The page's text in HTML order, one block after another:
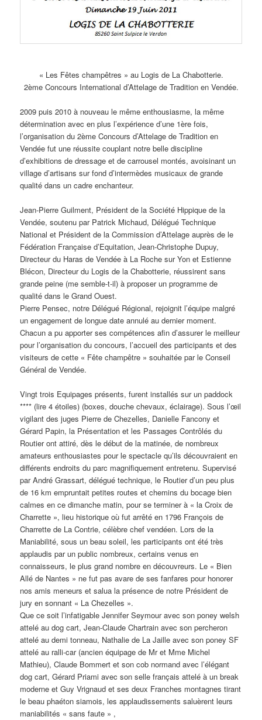
« Les Fêtes champêtres » au Logis de La Chabotterie.
2ème Concours International d’Attelage de Tradition en Vendée.
2009 puis 2010 à nouveau le même enthousiasme, la même
détermination avec en plus l’expérience d’une 1ère fois,
l’organisation du 2ème Concours d’Attelage de Tradition en
Vendée fut une réussite couplant notre belle discipline
d’exhibitions de dressage et de carrousel montés, avoisinant un
village d’artisans sur fond d’intermèdes musicaux de grande
qualité dans un cadre enchanteur.
Jean-Pierre Guilment, Président de la Société Hippique de la
Vendée, soutenu par Patrick Michaud, Délégué Technique
National et Président de la Commission d’Attelage auprès de le
Fédération Française d’Equitation, Jean-Christophe Dupuy,
Directeur du Haras de Vendée à La Roche sur Yon et Estienne
Blécon, Directeur du Logis de la Chabotterie, réussirent sans
grande peine (me semble-t-il) à proposer un programme de
qualité dans le Grand Ouest.
Pierre Pensec, notre Délégué Régional, rejoignit l’équipe malgré
un engagement de longue date annulé au dernier moment.
Chacun a pu apporter ses compétences afin d’assurer le meilleur
pour l’organisation du concours, l’accueil des participants et des
visiteurs de cette « Fête champêtre » souhaitée par le Conseil
Général de Vendée.
Vingt trois Equipages présents, furent installés sur un paddock
**** (lire 4 étoiles) (boxes, douche chevaux, éclairage). Sous l’œil
vigilant des juges Pierre de Chezelles, Danielle Fancony et
Gérard Papin, la Présentation et les Passages Contrôlés du
Routier ont attiré, dès le début de la matinée, de nombreux
amateurs enthousiastes pour le spectacle qu’ils découvraient en
différents endroits du parc magnifiquement entretenu. Supervisé
par André Grassart, délégué technique, le Routier d’un peu plus
de 16 km empruntait petites routes et chemins du bocage bien
calmes en ce dimanche matin, pour se terminer à « la Croix de
Charrette », lieu historique où fut arrêté en 1796 François de
Charrette de La Contrie, célèbre chef vendéen. Lors de la
Maniabilité, sous un beau soleil, les participants ont été très
applaudis par un public nombreux, certains venus en
connaisseurs, le plus grand nombre en découvreurs. Le « Bien
Allé de Nantes » ne fut pas avare de ses fanfares pour honorer
nos amis meneurs et salua la présence de notre Président de
jury en sonnant « La Chezelles ».
Que ce soit l’infatigable Jennifer Seymour avec son poney welsh
attelé au dog cart, Jean-Claude Chartrain avec son percheron
attelé au demi tonneau, Nathalie de La Jaille avec son poney SF
attelé au ralli-car (ancien équipage de Mr et Mme Michel
Mathieu), Claude Bommert et son cob normand avec l’élégant
dog cart, Gérard Priami avec son selle français attelé à un break
moderne et Guy Vrignaud et ses deux Franches montagnes tirant
le beau phaéton siamois, les applaudissements saluèrent leurs
maniabilités « sans faute » ,